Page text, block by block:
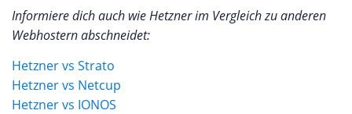
Informiere dich auch wie Hetzner im Vergleich zu anderen
Webhostern abschneidet:
Hetzner vs Strato
Hetzner vs Netcup
Hetzner vs IONOS